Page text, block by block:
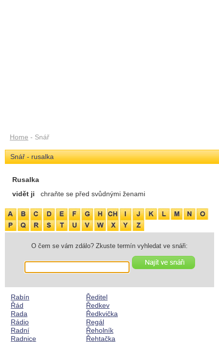
Home - Snář
Snář - rusalka
Rusalka
vidět ji
chraňte se před svůdnými ženami
O čem se vám zdálo? Zkuste termín vyhledat ve snáři:
Rabín
Řád
Rada
Rádio
Radní
Radnice
Ředitel
Ředkev
Ředkvička
Regál
Řeholník
Řehtačka